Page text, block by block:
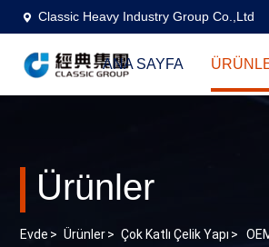
Classic Heavy Industry Group Co.,Ltd
ANA SAYFA
Ürünler
Evde > Ürünler> Çok Katlı Çelik Yapı >